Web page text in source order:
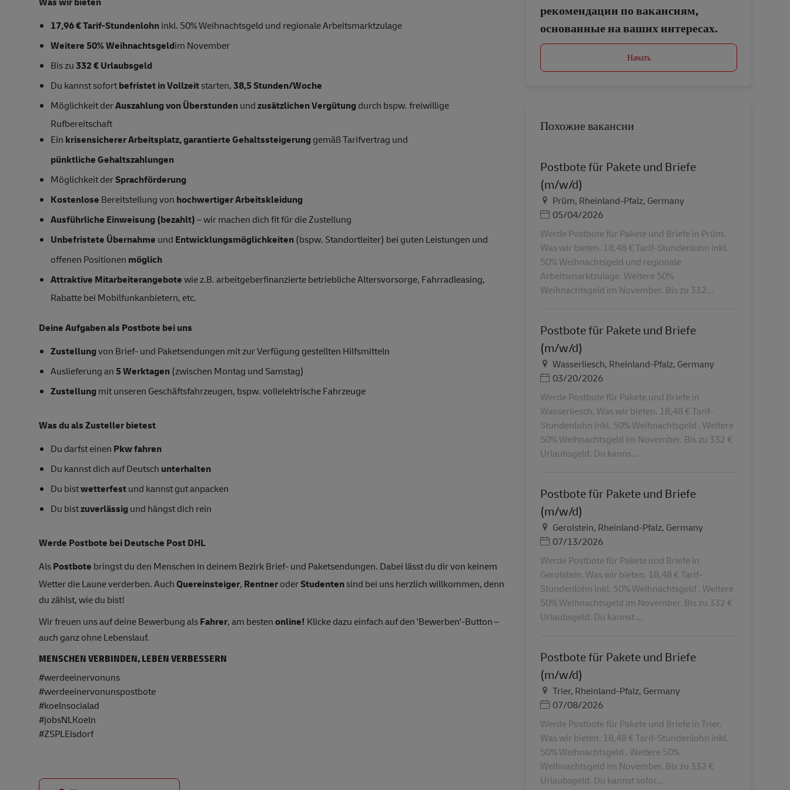
17,96 € Tarif-Stundenlohninkl. 50% Weihnachtsgeld und regionale Arbeitsmarktzulage
Weitere 50% Weihnachtsgeldim November
Bis zu332 € Urlaubsgeld
Du kannst sofortbefristet in Vollzeitstarten,38,5Stunden/Woche
Möglichkeit derAuszahlung von Überstundenundzusätzlichen Vergütung durch bspw. freiwillige
Rufbereitschaft
Ein krisensicherer Arbeitsplatz, garantierte Gehaltssteigerung gemäß Tarifvertrag und
pünktliche Gehaltszahlungen
Möglichkeit derSprachförderung
Kostenlose Bereitstellung von hochwertiger Arbeitskleidung
Ausführliche Einweisung (bezahlt)– wir machen dich fit für die Zustellung
Unbefristete Übernahme und Entwicklungsmöglichkeiten(bspw. Standortleiter) bei guten Leistungen und
offenen Positionen möglich
Attraktive Mitarbeiterangebotewie z.B. arbeitgeberfinanzierte betriebliche Altersvorsorge, Fahrradleasing,
Rabatte bei Mobilfunkanbietern, etc.
Deine Aufgaben als Postbote bei uns
Zustellungvon Brief- und Paketsendungen mit zur Verfügung gestellten Hilfsmitteln
Auslieferung an5 Werktagen(zwischen Montag und Samstag)
Zustellung mit unseren Geschäftsfahrzeugen, bspw. vollelektrische Fahrzeuge
Was du als Zusteller bietest
Du darfst einen Pkw fahren
Du kannst dich auf Deutsch unterhalten
Du bistwetterfestund kannst gut anpacken
Du bistzuverlässig und hängst dich rein
Werde Postbote bei Deutsche Post DHL
AlsPostbote bringst du den Menschen in deinem Bezirk Brief- und Paketsendungen. Dabei lässt du dir von keinem
Wetter die Laune verderben. AuchQuereinsteiger, RentneroderStudentensind bei uns herzlich willkommen, denn
du zählst, wie du bist!
Wir freuen uns auf deine Bewerbung alsFahrer, am bestenonline! Klicke dazu einfach auf den 'Bewerben'-Button –
auch ganz ohne Lebenslauf.
MENSCHEN VERBINDEN, LEBEN VERBESSERN
#werdeeinervonuns
#werdeeinervonunspostbote
#koelnsocialad
#jobsNLKoeln
#ZSPLElsdorf
рекомендации по вакансиям,
основанные на ваших интересах.
Начать
Похожие вакансии
Postbote für Pakete und Briefe
(m/w/d)
Местоположение
Prüm, Rheinland-Pfalz, Germany
Дата публикации
05/04/2026
Werde Postbote für Pakete und Briefe in Prüm.
Was wir bieten. 18,48 € Tarif-Stundenlohn inkl.
50% Weihnachtsgeld und regionale
Arbeitsmarktzulage. Weitere 50%
Weihnachtsgeld im November. Bis zu 332...
Postbote für Pakete und Briefe
(m/w/d)
Местоположение
Wasserliesch, Rheinland-Pfalz, Germany
Дата публикации
03/20/2026
Werde Postbote für Pakete und Briefe in
Wasserliesch. Was wir bieten. 18,48 € Tarif-
Stundenlohn inkl. 50% Weihnachtsgeld . Weitere
50% Weihnachtsgeld im November. Bis zu 332 €
Urlaubsgeld. Du kanns...
Postbote für Pakete und Briefe
(m/w/d)
Местоположение
Gerolstein, Rheinland-Pfalz, Germany
Дата публикации
07/13/2026
Werde Postbote für Pakete und Briefe in
Gerolstein. Was wir bieten. 18,48 € Tarif-
Stundenlohn inkl. 50% Weihnachtsgeld . Weitere
50% Weihnachtsgeld im November. Bis zu 332 €
Urlaubsgeld. Du kannst ...
Postbote für Pakete und Briefe
(m/w/d)
Местоположение
Trier, Rheinland-Pfalz, Germany
Дата публикации
07/08/2026
Werde Postbote für Pakete und Briefe in Trier.
Was wir bieten. 18,48 € Tarif-Stundenlohn inkl.
50% Weihnachtsgeld . Weitere 50%
Weihnachtsgeld im November. Bis zu 332 €
Urlaubsgeld. Du kannst sofor...